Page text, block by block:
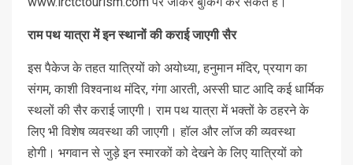
राम पथ यात्रा में इन स्थानों की कराई जाएगी सैर
इस पैकेज के तहत यात्रियों को अयोध्या, हनुमान मंदिर, प्रयाग का
संगम, काशी विश्वनाथ मंदिर, गंगा आरती, अस्सी घाट आदि कई धार्मिक
स्थलों की सैर कराई जाएगी। राम पथ यात्रा में भक्तों के ठहरने के
लिए भी विशेष व्यवस्था की जाएगी। हॉल और लॉज की व्यवस्था
होगी। भगवान से जुड़े इन स्मारकों को देखने के लिए यात्रियों को